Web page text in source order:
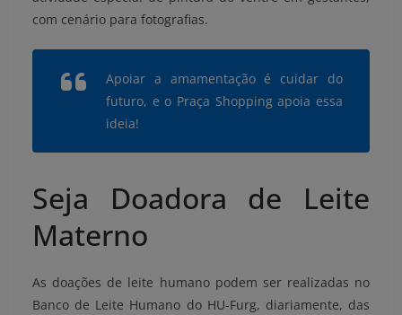
com cenário para fotografias.
Apoiar a amamentação é cuidar do
futuro, e o Praça Shopping apoia essa
ideia!
Seja Doadora de Leite
Materno
As doações de leite humano podem ser realizadas no
Banco de Leite Humano do HU-Furg, diariamente, das